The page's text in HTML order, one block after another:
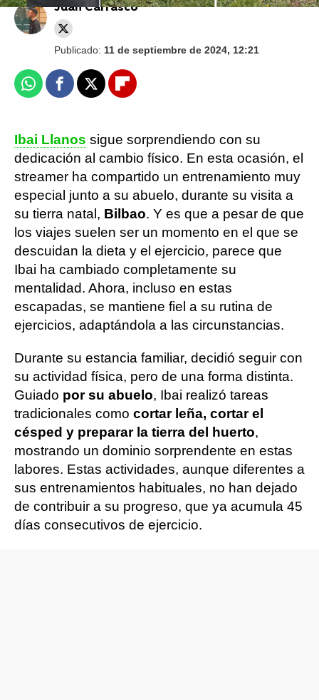
Juan Carrasco
Publicado: 11 de septiembre de 2024, 12:21
WhatsappFacebook
X Flipboard
Ibai Llanos sigue sorprendiendo con su
dedicación al cambio físico. En esta ocasión, el
streamer ha compartido un entrenamiento muy
especial junto a su abuelo, durante su visita a
su tierra natal, Bilbao. Y es que a pesar de que
los viajes suelen ser un momento en el que se
descuidan la dieta y el ejercicio, parece que
Ibai ha cambiado completamente su
mentalidad. Ahora, incluso en estas
escapadas, se mantiene fiel a su rutina de
ejercicios, adaptándola a las circunstancias.
Durante su estancia familiar, decidió seguir con
su actividad física, pero de una forma distinta.
Guiado por su abuelo, Ibai realizó tareas
tradicionales como cortar leña, cortar el
césped y preparar la tierra del huerto,
mostrando un dominio sorprendente en estas
labores. Estas actividades, aunque diferentes a
sus entrenamientos habituales, no han dejado
de contribuir a su progreso, que ya acumula 45
días consecutivos de ejercicio.